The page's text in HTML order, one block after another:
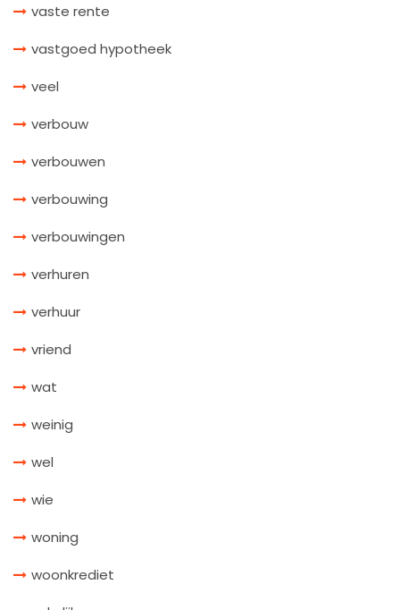
vaste rente
vastgoed hypotheek
veel
verbouw
verbouwen
verbouwing
verbouwingen
verhuren
verhuur
vriend
wat
weinig
wel
wie
woning
woonkrediet